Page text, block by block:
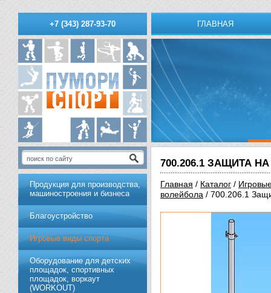
+7 (343) 287-93-70 ГЛАВНАЯ
700.206.1 ЗАЩИТА
Главная / Каталог /
волейбола / 700.206.1
Продукция для производства,
машиностроения и бизнеса
Благоустройство
Игровые виды спорта
Оборудование для детских
площадок, спортивных
площадок, воркаут
(WORKOUT)